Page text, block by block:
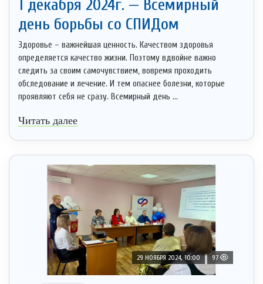
1 декабря 2024г. — Всемирный
день борьбы со СПИДом
Здоровье – важнейшая ценность. Качеством здоровья
определяется качество жизни. Поэтому вдвойне важно
следить за своим самочувствием, вовремя проходить
обследование и лечение. И тем опаснее болезни, которые
проявляют себя не сразу. Всемирный день ...
Читать далее
29 НОЯБРЯ 2024, 10:00 97